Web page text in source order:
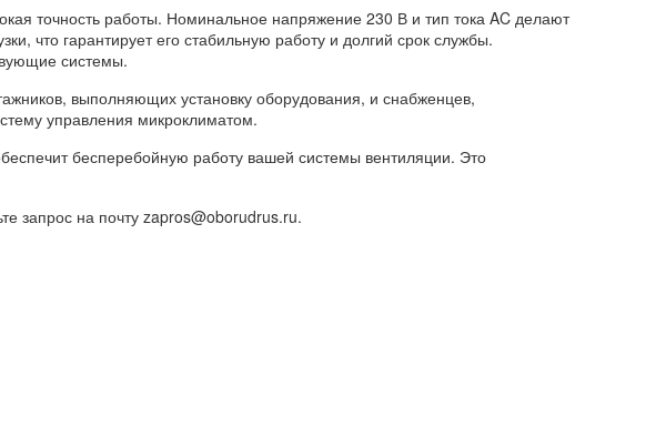
точность работы. Номинальное напряжение 230 В и тип тока AC делают
что гарантирует его стабильную работу и долгий срок службы.
системы.
выполняющих установку оборудования, и снабженцев,
управления микроклиматом.
бесперебойную работу вашей системы вентиляции. Это
запрос на почту zapros@oborudrus.ru.